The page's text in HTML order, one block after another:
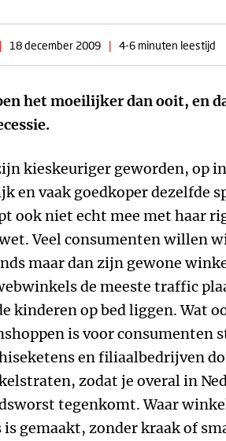
| 18 december 2009 | 4-6 minuten leestijd
het moeilijker dan ooit, en
kieskeuriger geworden, op
en vaak goedkoper dezelfde
ook niet echt mee met haar
Veel consumenten willen
maar dan zijn gewone
de meeste traffic
kinderen op bed liggen. Wat
is voor consumenten
en filiaalbedrijven
zodat je overal in
tegenkomt. Waar
gemaakt, zonder kraak of